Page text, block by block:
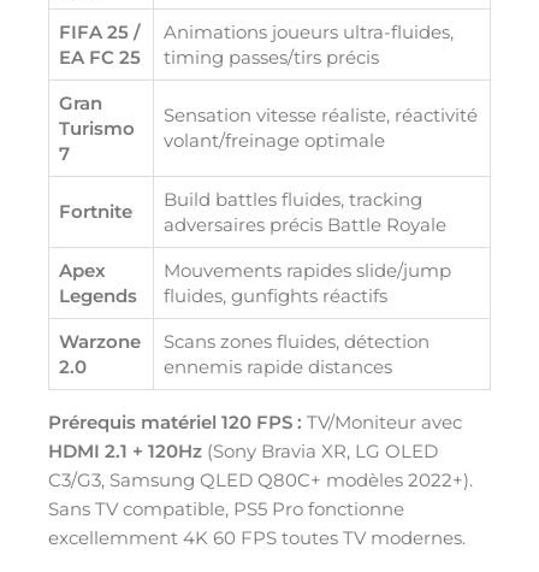
FIFA 25 /
EA FC 25
Animations joueurs ultra-fluides,
timing passes/tirs précis
Gran
Turismo
7
Sensation vitesse réaliste, réactivité
volant/freinage optimale
Fortnite
Build battles fluides, tracking
adversaires précis Battle Royale
Apex
Legends
Mouvements rapides slide/jump
fluides, gunfights réactifs
Warzone
2.0
Scans zones fluides, détection
ennemis rapide distances
Prérequis matériel 120 FPS : TV/Moniteur avec
HDMI 2.1 + 120Hz (Sony Bravia XR, LG OLED
C3/G3, Samsung QLED Q80C+ modèles 2022+).
Sans TV compatible, PS5 Pro fonctionne
excellemment 4K 60 FPS toutes TV modernes.